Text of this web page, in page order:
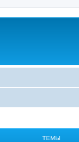
ТЕМЫ